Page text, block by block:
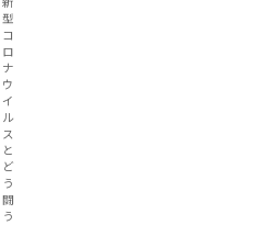
型
コ
ロ
ナ
ウ
イ
ル
ス
と
ど
う
闘
う